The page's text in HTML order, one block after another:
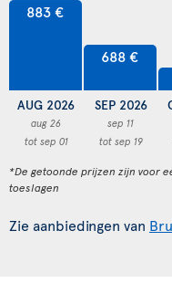
883 €
AUG 2026
aug 26
tot sep 01
688 €
SEP 2026
sep 11
tot sep 19
*De getoonde prijzen zijn voor
toeslagen
Zie aanbiedingen van